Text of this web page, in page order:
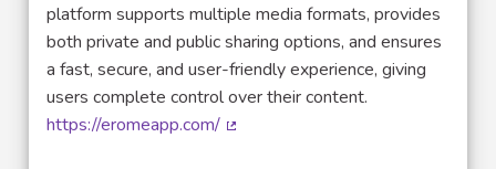
platform supports multiple media formats, provides
both private and public sharing options, and ensures
a fast, secure, and user-friendly experience, giving
users complete control over their content.
https://eromeapp.com/